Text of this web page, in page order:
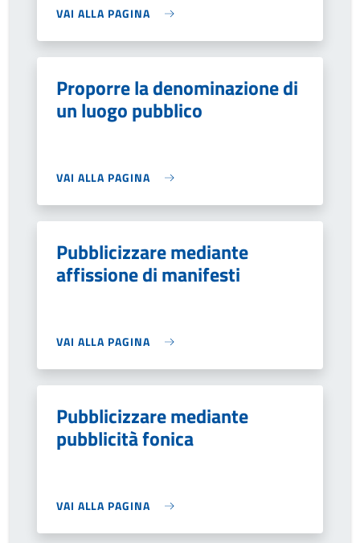
VAI ALLA PAGINA
Proporre la denominazione di
un luogo pubblico
VAI ALLA PAGINA
Pubblicizzare mediante
affissione di manifesti
VAI ALLA PAGINA
Pubblicizzare mediante
pubblicità fonica
VAI ALLA PAGINA